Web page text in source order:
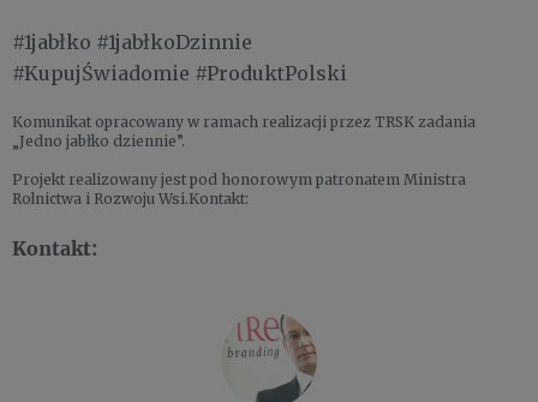
#1jabłko #1jabłkoDzinnie
#KupujŚwiadomie #ProduktPolski
Komunikat opracowany w ramach realizacji przez TRSK zadania
„Jedno jabłko dziennie”.
Projekt realizowany jest pod honorowym patronatem Ministra
Rolnictwa i Rozwoju Wsi.Kontakt:
Kontakt: